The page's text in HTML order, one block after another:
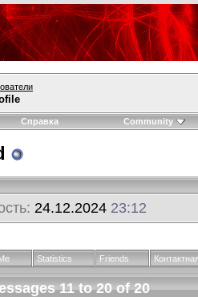
Справка Community
24.12.2024 23:12
Statistics Friends
11 to20of20